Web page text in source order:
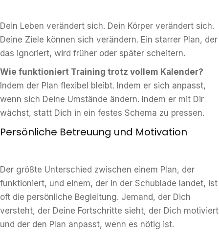
Dein Leben verändert sich. Dein Körper verändert sich.
Deine Ziele können sich verändern. Ein starrer Plan, der
das ignoriert, wird früher oder später scheitern.
Wie funktioniert Training trotz vollem Kalender?
Indem der Plan flexibel bleibt. Indem er sich anpasst,
wenn sich Deine Umstände ändern. Indem er mit Dir
wächst, statt Dich in ein festes Schema zu pressen.
Persönliche Betreuung und Motivation
Der größte Unterschied zwischen einem Plan, der
funktioniert, und einem, der in der Schublade landet, ist
oft die persönliche Begleitung. Jemand, der Dich
versteht, der Deine Fortschritte sieht, der Dich motiviert
und der den Plan anpasst, wenn es nötig ist.